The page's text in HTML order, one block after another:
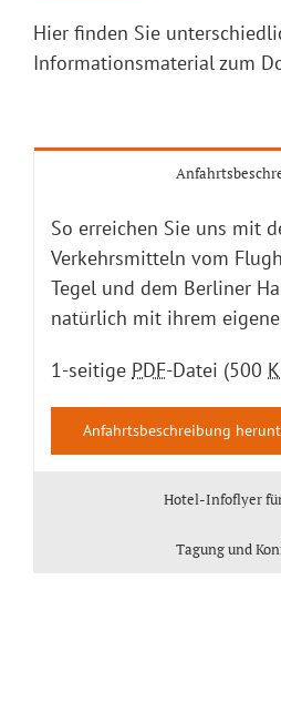
Hier finden Sie
Informationsmaterial zum
So erreichen Sie uns mit
Verkehrsmitteln vom
Tegel und dem Berliner
natürlich mit ihrem
1-seitige PDF-Datei (500
Anfahrtsbeschreibung
Hotel-Infoflyer
Tagung und